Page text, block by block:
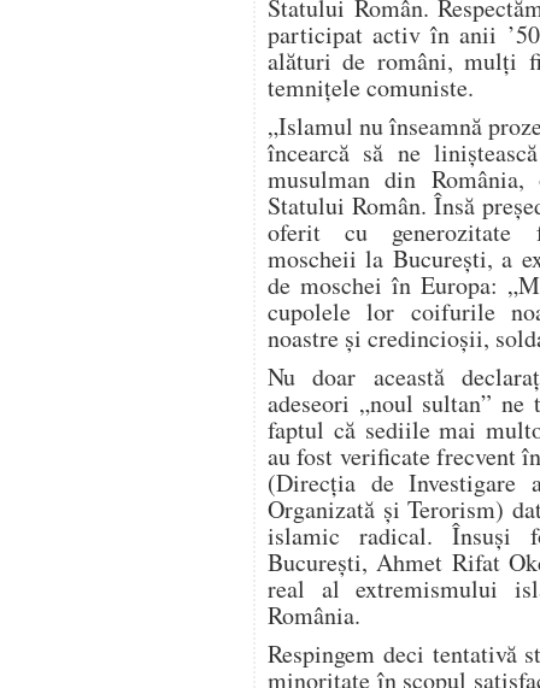
Statului Român.
participat activ în anii
alături de români, mulţi
temniţele comuniste.
„Islamul nu înseamnă
încearcă să ne
musulman din
Statului Român. Însă
oferit cu generozitate
moscheii la Bucureşti, a
de moschei în Europa:
cupolele lor coifurile
noastre şi credincioşii,
Nu doar această
adeseori „noul sultan”
faptul că sediile mai
au fost verificate frecvent
(Direcţia de Investigare
Organizată şi Terorism)
islamic radical. Însuşi
Bucureşti, Ahmet Rifat
real al extremismului
România.
Respingem deci tentativă
minoritate în scopul